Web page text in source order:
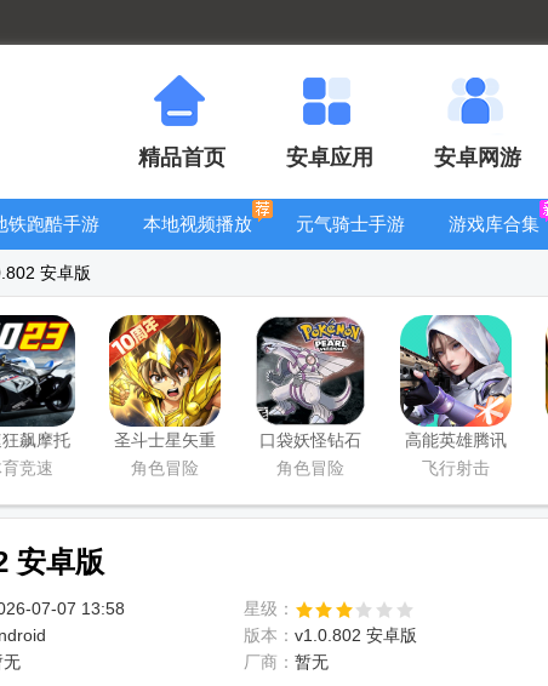
精品首页 安卓应用 安卓网游
铁跑酷手游
大全
本地视频播放
元气骑士手游
游戏库合集
安卓版
飙摩托
官方正版
竞速
圣斗士星矢重
生百度版
角色冒险
口袋妖怪钻石
游戏移植版
角色冒险
高能英雄腾讯
版
飞行射击
安卓版
07-07 13:58
星级：
版本： v1.0.802 安卓版
无 厂商： 暂无